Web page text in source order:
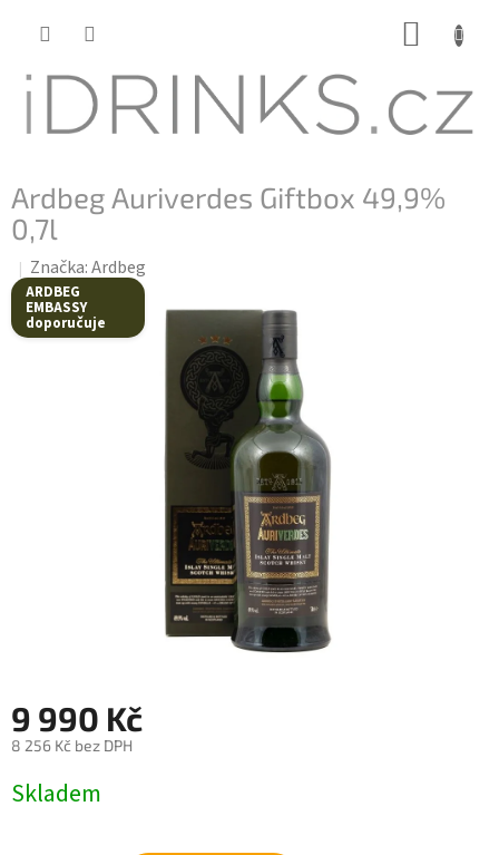
Ardbeg Auriverdes Giftbox 49,9%
0,7l
ARDBEG
EMBASSY
doporučuje
Značka:Ardbeg
9 990 Kč
8 256 Kč bez DPH
cena:
Skladem